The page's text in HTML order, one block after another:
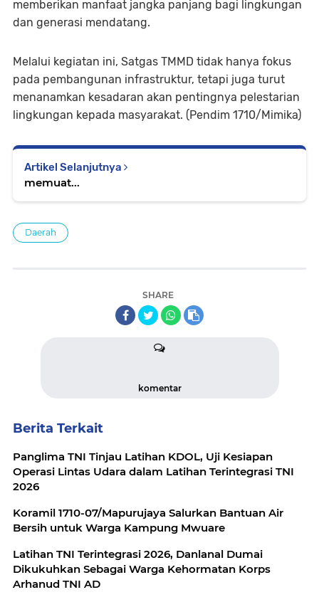
memberikan manfaat jangka panjang bagi lingkungan
dan generasi mendatang.
Melalui kegiatan ini, Satgas TMMD tidak hanya fokus
pada pembangunan infrastruktur, tetapi juga turut
menanamkan kesadaran akan pentingnya pelestarian
lingkungan kepada masyarakat. (Pendim 1710/Mimika)
Artikel Selanjutnya
memuat...
Daerah
SHARE
komentar
Berita Terkait
Panglima TNI Tinjau Latihan KDOL, Uji Kesiapan
Operasi Lintas Udara dalam Latihan Terintegrasi TNI
2026
Koramil 1710-07/Mapurujaya Salurkan Bantuan Air
Bersih untuk Warga Kampung Mwuare
Latihan TNI Terintegrasi 2026, Danlanal Dumai
Dikukuhkan Sebagai Warga Kehormatan Korps
Arhanud TNI AD